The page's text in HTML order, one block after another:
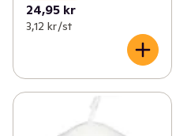
24,95 kr
3,12 kr /st